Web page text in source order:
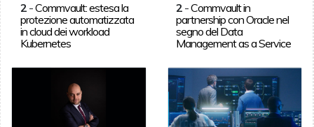
2-Commvault: estesa la
protezione automatizzata
in cloud dei workload
Kubernetes
2 -Commvault in
partnership con Oracle nel
segno del Data
Management as a Service